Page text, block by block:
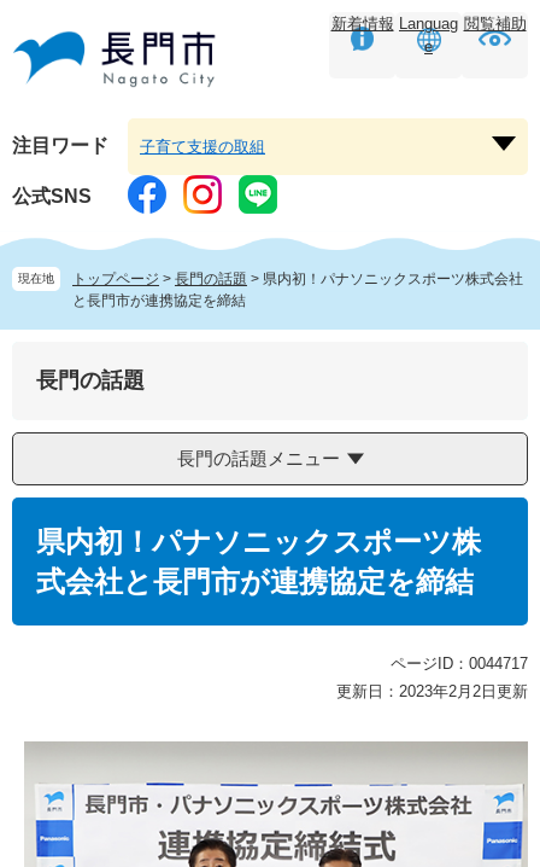
頭
す。
飛
し
本
文
へ
新着情報 Languag
e
閲覧補助
注目ワード
ー
を
子育て支援の取組
公式SNS
現在地 トップページ > 長門の話題 > 県内初！パナソニックスポーツ株式会社
と長門市が連携協定を締結
長門の話題
長門の話題メニュー
県内初！パナソニックスポーツ株
式会社と長門市が連携協定を締結
ページID：0044717
更新日：2023年2月2日更新